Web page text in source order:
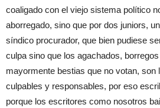
coaligado con el viejo sistema político
aborregado, sino que por dos juniors,
síndico procurador, que bien pudiese
culpa sino que los agachados,
mayormente bestias que no votan, son
culpables y responsables, por eso
porque los escritores como nosotros